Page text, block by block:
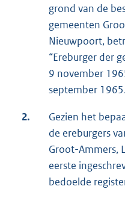
grond van de
gemeenten
Nieuwpoort,
“Ereburger der
9 november
september
2.
Gezien het
de ereburgers
Groot-Ammers,
eerste
bedoelde